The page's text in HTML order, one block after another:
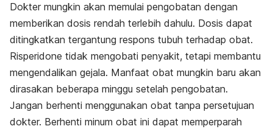
Dokter mungkin akan memulai pengobatan dengan
memberikan dosis rendah terlebih dahulu. Dosis dapat
ditingkatkan tergantung respons tubuh terhadap obat.
Risperidone tidak mengobati penyakit, tetapi membantu
mengendalikan gejala. Manfaat obat mungkin baru akan
dirasakan beberapa minggu setelah pengobatan.
Jangan berhenti menggunakan obat tanpa persetujuan
dokter. Berhenti minum obat ini dapat memperparah